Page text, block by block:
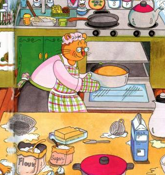
pot
Mixing Bowl
mixing bowl
Cutting Board